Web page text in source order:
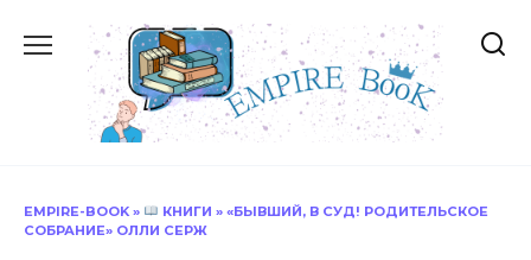
содержанию
EMPIRE-BOOK » КНИГИ » «БЫВШИЙ, В СУД! РОДИТЕЛЬСКОЕ
СОБРАНИЕ» ОЛЛИ СЕРЖ